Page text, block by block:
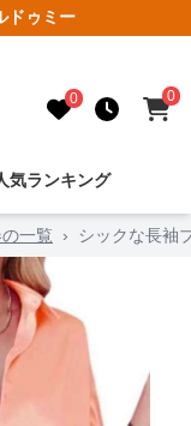
ドゥミー
0 0
気ランキング
一覧 › シックな長袖